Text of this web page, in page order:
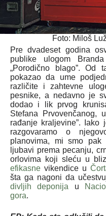
Foto: Miloš
Pre dvadeset godina
publike ulogom
„Porodično blago”. Od
pokazao da ume
različite i zahtevne
pesnike, a nedavno je
dodao i lik prvog
Stefana Prvovenčanog,
rađanje kraljevine”.
razgovaramo o
planovima, mi smo
ljubavi prema pecanju,
orlovima koji sleću u
efikasne vikendice u
šta ga nagoni da
divljih deponija u
gora.